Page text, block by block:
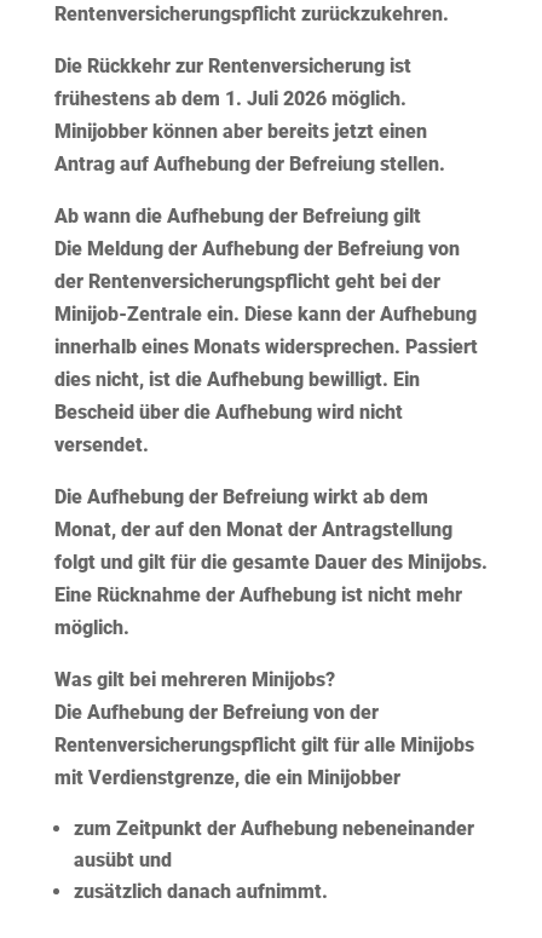
Rentenversicherungspflicht zurückzukehren.
Die Rückkehr zur Rentenversicherung ist
frühestens ab dem 1. Juli 2026 möglich.
Minijobber können aber bereits jetzt einen
Antrag auf Aufhebung der Befreiung stellen.
Ab wann die Aufhebung der Befreiung gilt
Die Meldung der Aufhebung der Befreiung von
der Rentenversicherungspflicht geht bei der
Minijob-Zentrale ein. Diese kann der Aufhebung
innerhalb eines Monats widersprechen. Passiert
dies nicht, ist die Aufhebung bewilligt. Ein
Bescheid über die Aufhebung wird nicht
versendet.
Die Aufhebung der Befreiung wirkt ab dem
Monat, der auf den Monat der Antragstellung
folgt und gilt für die gesamte Dauer des Minijobs.
Eine Rücknahme der Aufhebung ist nicht mehr
möglich.
Was gilt bei mehreren Minijobs?
Die Aufhebung der Befreiung von der
Rentenversicherungspflicht gilt für alle Minijobs
mit Verdienstgrenze, die ein Minijobber
zum Zeitpunkt der Aufhebung nebeneinander
ausübt und
zusätzlich danach aufnimmt.